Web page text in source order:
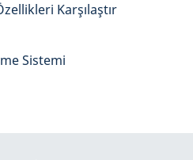
Karşılaştır
Sistemi